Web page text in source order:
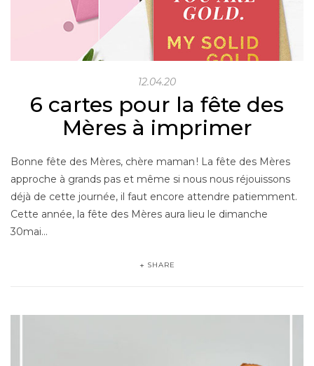
12.04.20
6 cartes pour la fête des
Mères à imprimer
Bonne fête des Mères, chère maman ! La fête des Mères
approche à grands pas et même si nous nous réjouissons
déjà de cette journée, il faut encore attendre patiemment.
Cette année, la fête des Mères aura lieu le dimanche
30mai…
SHARE